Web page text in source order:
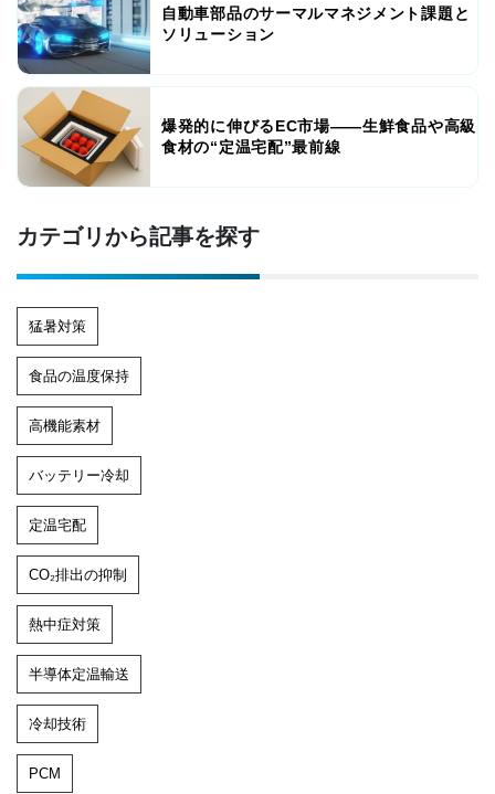
自動車部品のサーマルマネジメント課題と
ソリューション
爆発的に伸びるEC市場――生鮮食品や高級
食材の“定温宅配”最前線
カテゴリから記事を探す
猛暑対策
食品の温度保持
高機能素材
バッテリー冷却
定温宅配
CO₂排出の抑制
熱中症対策
半導体定温輸送
冷却技術
PCM